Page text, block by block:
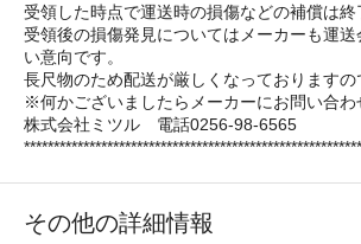
受領した時点で運送時の損傷などの補償は終
受領後の損傷発見についてはメーカーも運
い意向です。
長尺物のため配送が厳しくなっておりますの
※何かございましたらメーカーにお問い合わ
株式会社ミツル 電話0256-98-6565
その他の詳細情報